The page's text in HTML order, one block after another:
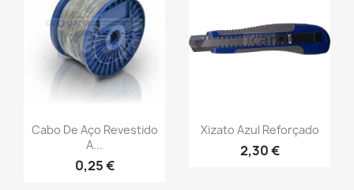
Cabo De Aço Revestido
A...
0,25 €
Xizato Azul Reforçado
2,30 €